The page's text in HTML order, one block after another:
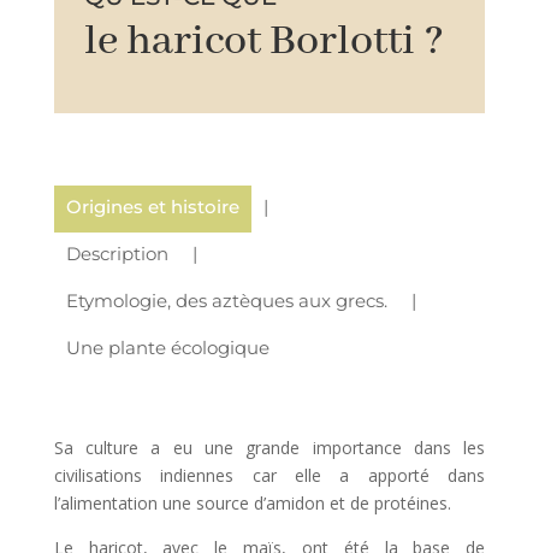
le haricot Borlotti ?
Origines et histoire
Description
Etymologie, des aztèques aux grecs.
Une plante écologique
Sa culture a eu une grande importance dans les
civilisations indiennes car elle a apporté dans
l’alimentation une source d’amidon et de protéines.
Le haricot, avec le maïs, ont été la base de